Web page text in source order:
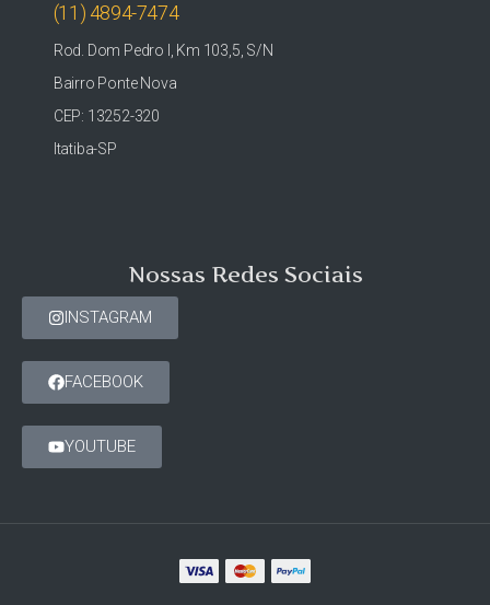
(11) 4894-7474
Rod. Dom Pedro I, Km 103,5, S/N
Bairro Ponte Nova
CEP: 13252-320
Itatiba-SP
Nossas Redes Sociais
INSTAGRAM
FACEBOOK
YOUTUBE